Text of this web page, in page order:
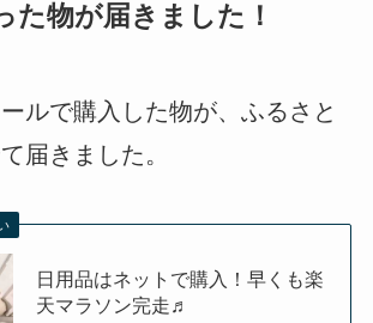
た物が届きました！
ルで購入した物が、ふるさと
届きました。
日用品はネットで購入！早くも楽
天マラソン完走♬